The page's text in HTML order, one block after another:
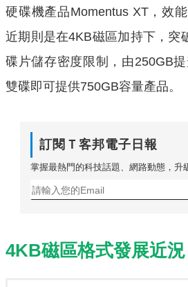
硬碟機產品Momentus XT，效
近期則是在4KB磁區加持下，突
碟片儲存密度限制，由250GB提
雙碟即可提供750GB容量產品。
訂閱Ｔ客邦電子日報
掌握最熱門的科技話題、網路動態，升
4KB磁區格式發展近況